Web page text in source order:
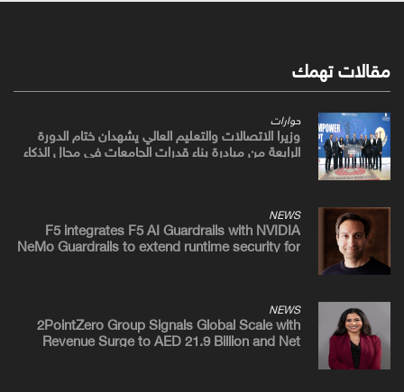
مقالات تهمك
حوارات
وزيرا الاتصالات والتعليم العالي يشهدان ختام الدورة
الرابعة من مبادرة بناء قدرات الجامعات في مجال الذكاء
NEWS
F5 integrates F5 AI Guardrails with NVIDIA
NeMo Guardrails to extend runtime security for
NEWS
2PointZero Group Signals Global Scale with
Revenue Surge to AED 21.9 Billion and Net